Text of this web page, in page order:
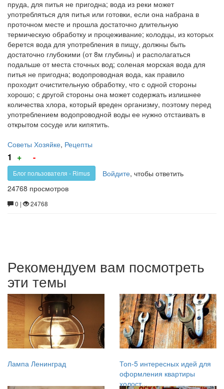
пруда, для питья не пригодна; вода из реки может
употребляться для питья или готовки, если она набрана в
проточном месте и прошла достаточно длительную
термическую обработку и процеживание; колодцы, из которых
берется вода для употребления в пищу, должны быть
достаточно глубокими (от 8м глубины) и располагаться
подальше от места сточных вод; соленая морская вода для
питья не пригодна; водопроводная вода, как правило
проходит очистительную обработку, что с одной стороны
хорошо; с другой стороны она может содержать излишнее
количества хлора, который вреден организму, поэтому перед
употреблением водопроводной воды ее нужно отстаивать в
открытом сосуде или кипятить.
Советы Хозяйке, Рецепты
1 +
за!
-
против!
Блог пользователя - Rimus Войдите, чтобы ответить
24768 просмотров
0 | 24768
Рекомендуем вам посмотреть
эти темы
Лампа Ленинград
Топ-5 интересных идей для
оформления квартиры
холост...